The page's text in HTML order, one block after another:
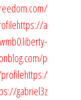
https://a
p
https:/
gabriel3z